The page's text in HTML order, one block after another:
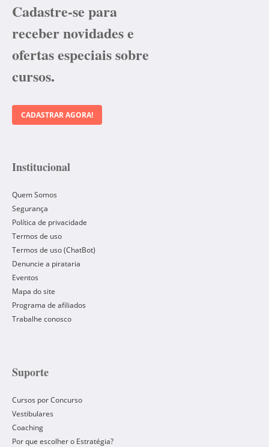
Cadastre-se para
receber novidades e
ofertas especiais sobre
cursos.
CADASTRAR AGORA!
Institucional
Quem Somos
Segurança
Política de privacidade
Termos de uso
Termos de uso (ChatBot)
Denuncie a pirataria
Eventos
Mapa do site
Programa de afiliados
Trabalhe conosco
Suporte
Cursos por Concurso
Vestibulares
Coaching
Por que escolher o Estratégia?